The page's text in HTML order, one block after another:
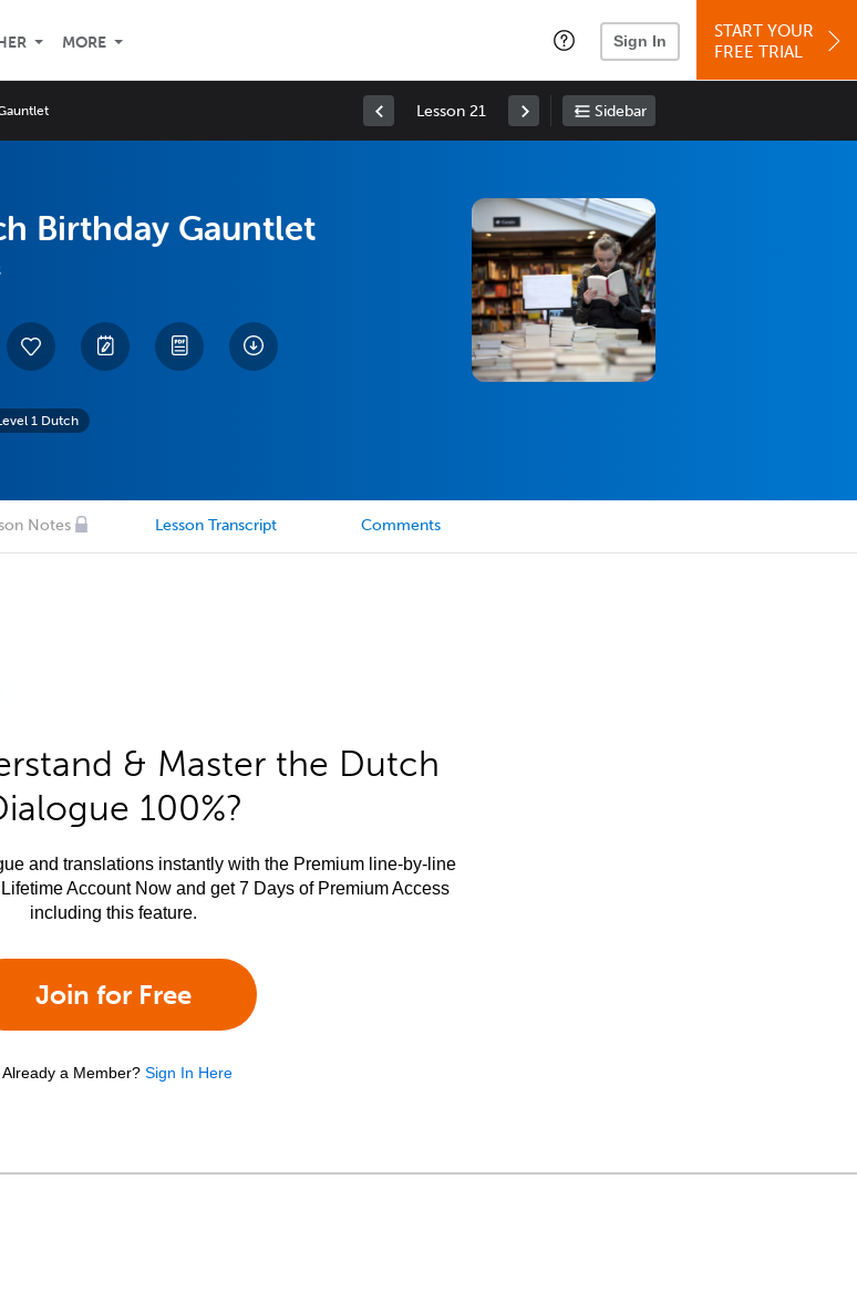
MORE Sign In
START YOUR
FREE TRIAL
Lesson 21 Sidebar
Birthday Gauntlet
1 Dutch
Notes Lesson Transcript Comments
& Master the Dutch
100%?
and translations instantly with the Premium line-by-line
Account Now and get 7 Days of Premium Access
including this feature.
Join for Free
Already a Member? Sign In Here